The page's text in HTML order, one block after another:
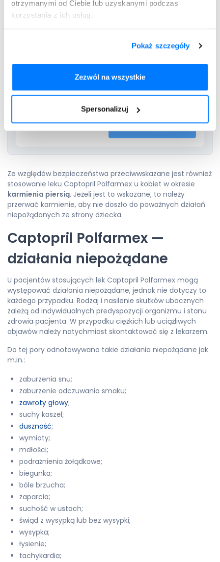
otrzymanymi od Ciebie lub uzyskanymi podczas
korzystania z ich usług.
Pokaż szczegóły
Zezwól na wszystkie
Spersonalizuj
obserwowano niedociśnienie, hiperkaliemię i niewydolność
nerek.
Wystawiamy recepty nierefundowane – 100 % płatne.
Maksymalnie 4 leki na jednej recepcie.
Polfarmex
Dodaj do
recepty
Ze względów bezpieczeństwa przeciwwskazane jest również
stosowanie leku Captopril Polfarmex u kobiet w okresie
karmienia piersią. Jeżeli jest to wskazane, to należy
przerwać karmienie, aby nie doszło do poważnych działań
niepożądanych ze strony dziecka.
Captopril Polfarmex —
działania niepożądane
U pacjentów stosujących lek Captopril Polfarmex mogą
występować działania niepożądane, jednak nie dotyczy to
każdego przypadku. Rodzaj i nasilenie skutków ubocznych
zależą od indywidualnych predyspozycji organizmu i stanu
zdrowia pacjenta. W przypadku ciężkich lub uciążliwych
objawów należy natychmiast skontaktować się z lekarzem.
Do tej pory odnotowywano takie działania niepożądane jak
m.in.:
zaburzenia snu;
zaburzenie odczuwania smaku;
zawroty głowy;
suchy kaszel;
duszność;
wymioty;
mdłości;
podrażnienia żołądkowe;
biegunka;
bóle brzucha;
zaparcia;
suchość w ustach;
świąd z wysypką lub bez wysypki;
wysypka;
łysienie;
tachykardia;